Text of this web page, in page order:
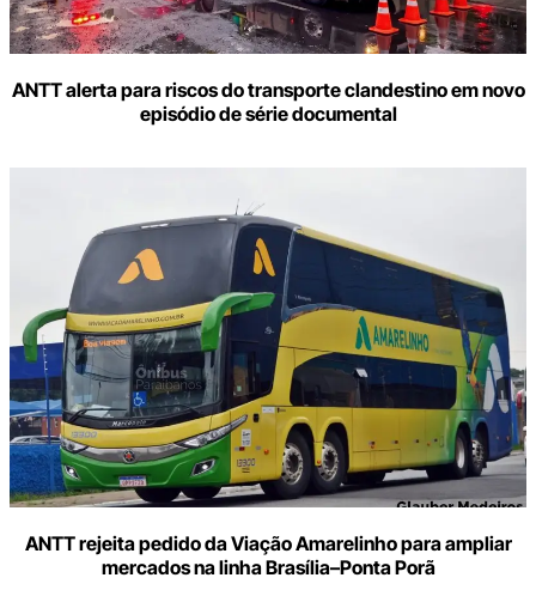
ANTT alerta para riscos do transporte clandestino em novo
episódio de série documental
ANTT rejeita pedido da Viação Amarelinho para ampliar
mercados na linha Brasília–Ponta Porã